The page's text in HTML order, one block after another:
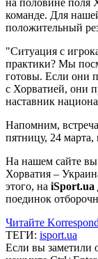
команде. Для
положительный
"Ситуация с
практики? Мы
готовы. Если они
с Хорватией, они
наставник
Напомним,
пятницу, 24
На нашем сайте вы
Хорватия –
этого, на iSport.ua
поединок
Читайте
ТЕГИ: isport.ua
Если вы заметили